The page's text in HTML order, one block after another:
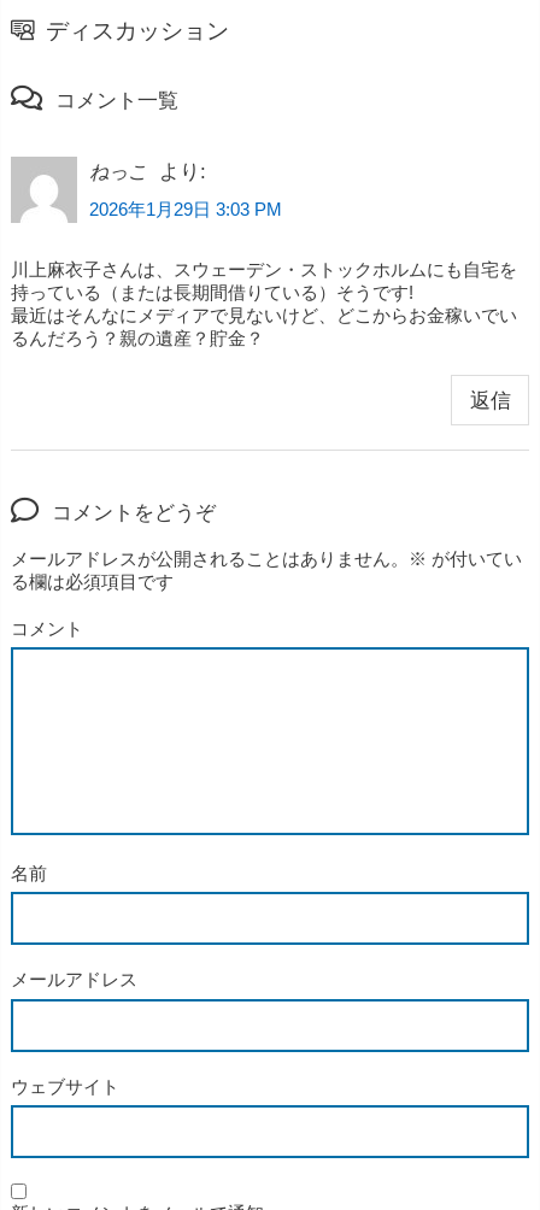
ディスカッション
コメント一覧
ねっこ より:
2026年1月29日 3:03 PM
川上麻衣子さんは、スウェーデン・ストックホルムにも自宅を
持っている（または長期間借りている）そうです!
最近はそんなにメディアで見ないけど、どこからお金稼いでい
るんだろう？親の遺産？貯金？
返信
コメントをどうぞ
メールアドレスが公開されることはありません。 ※ が付いてい
る欄は必須項目です
コメント
名前
メールアドレス
ウェブサイト